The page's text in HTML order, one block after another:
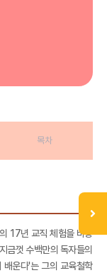
목차
17년 교직 체험을 바탕
금껏 수백만의 독자들의
배운다'는 그의 교육철학